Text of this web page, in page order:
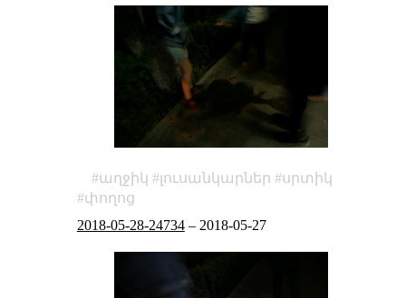
աղջիկ լուսանկարներ
սրտիկ
փողոց
2018-05-28-24734– 2018-05-27